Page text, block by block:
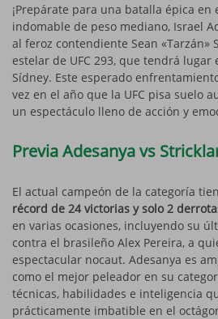
¡Prepárate para una batalla épica en
indomable de peso mediano, Israel
al feroz contendiente Sean «Tarzán»
estelar de UFC 293, que tendrá
Sídney. Este esperado
vez en el año que la UFC pisa suelo
un espectáculo lleno de acción y
Previa Adesanya vs
El actual campeón de la categoría
récord de 24 victorias y solo 2
en varias ocasiones, incluyendo su
contra el brasileño Alex Pereira, a
espectacular nocaut. Adesanya es
como el mejor peleador en su
técnicas, habilidades e inteligencia
prácticamente imbatible en el